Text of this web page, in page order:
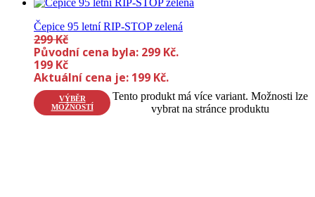
Čepice 95 letní RIP-STOP zelená
299Kč
Původní cena byla: 299 Kč.
199 Kč
Aktuální cena je: 199 Kč.
VÝBĚR
MOŽNOSTÍ
Tento produkt má více variant. Možnosti lze
vybrat na stránce produktu